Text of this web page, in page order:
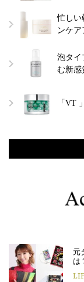
忙しい
ンケア
泡タイ
む新感
「VT
元
は